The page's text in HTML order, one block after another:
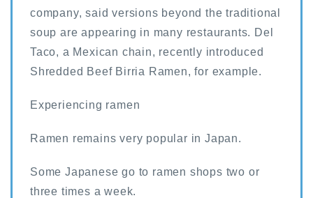
company, said versions beyond the traditional
soup are appearing in many restaurants. Del
Taco, a Mexican chain, recently introduced
Shredded Beef Birria Ramen, for example.
Experiencing ramen
Ramen remains very popular in Japan.
Some Japanese go to ramen shops two or
three times a week.